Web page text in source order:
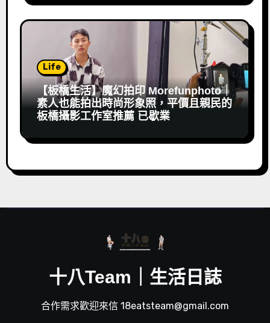
Life
【板橋生活】魔幻拍印 Morefunphoto｜
素人也能拍出時尚形象照，平價且親民的
板橋攝影工作室推薦 已歇業
十八Team｜生活日誌
合作需求歡迎來信 18eatsteam@gmail.com